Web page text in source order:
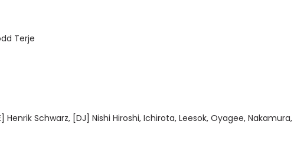
Terje
Henrik Schwarz, [DJ] Nishi Hiroshi, Ichirota, Leesok, Oyagee, Nakamura,